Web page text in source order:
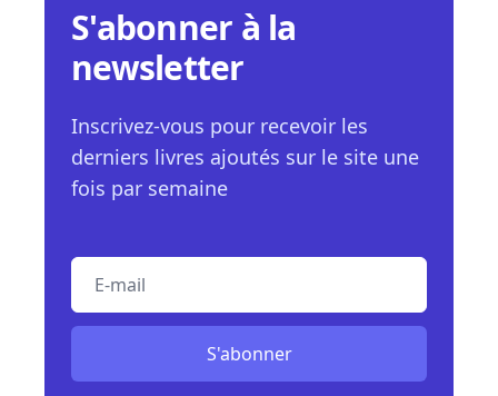
S'abonner à la
newsletter
Inscrivez-vous pour recevoir les
derniers livres ajoutés sur le site une
fois par semaine
S'abonner